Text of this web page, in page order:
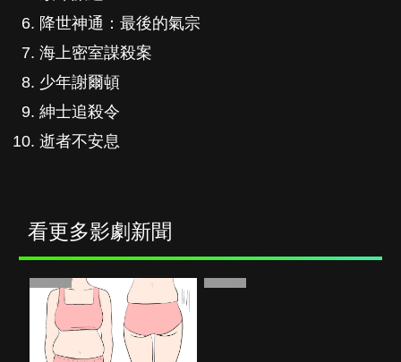
空戰群英
真愛挑日子
古柯鹼教母葛蕾斯達
致命旅途
降世神通：最後的氣宗
紳士追殺令
逝者不安息
看更多影劇新聞